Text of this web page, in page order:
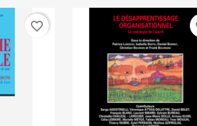
favorite_border